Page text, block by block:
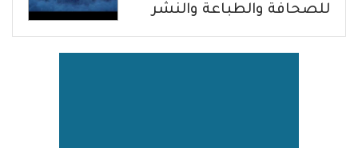
للصحافة والطباعة والنشر